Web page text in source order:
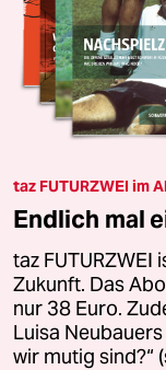
taz FUTURZWEI im
Endlich mal
taz FUTURZWEI
Zukunft. Das
nur 38 Euro.
Luisa
wir mutig sind?“